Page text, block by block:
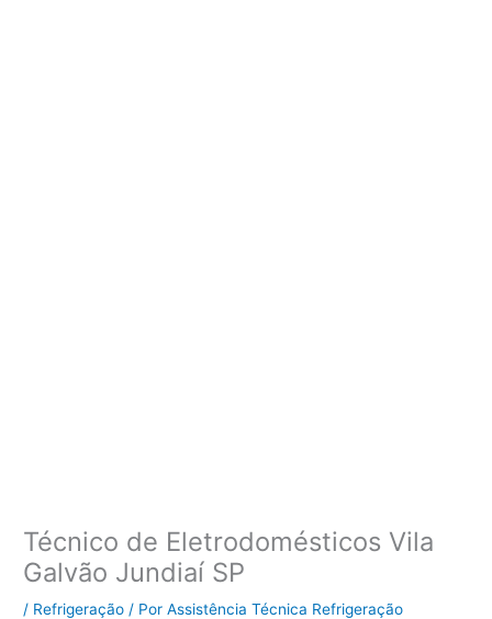
Técnico de Eletrodomésticos Vila
Galvão Jundiaí SP
/ Refrigeração / PorAssistência Técnica Refrigeração